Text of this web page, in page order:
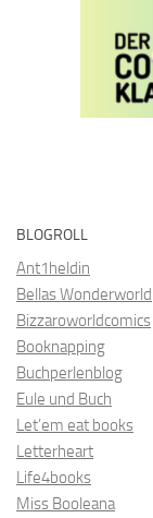
BLOGROLL
Ant1heldin
Bellas Wonderworld
Bizzaroworldcomics
Booknapping
Buchperlenblog
Eule und Buch
Let’em eat books
Letterheart
Life4books
Miss Booleana